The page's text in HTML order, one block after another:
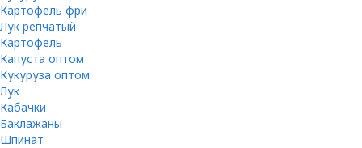
Картофель фри
Лук репчатый
Картофель
Капуста оптом
Кукуруза оптом
Лук
Кабачки
Баклажаны
Шпинат